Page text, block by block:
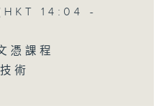
14:04 -
憑課程
術